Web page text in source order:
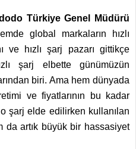
Türkiye Genel Müdürü
global markaların hızlı
ve hızlı şarj pazarı gittikçe
şarj elbette günümüzün
biri. Ama hem dünyada
ve fiyatlarının bu kadar
o şarj elde edilirken kullanılan
da artık büyük bir hassasiyet